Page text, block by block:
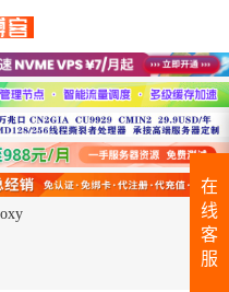
在
线
客
服